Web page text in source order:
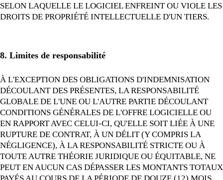
SELON LAQUELLE LE LOGICIEL ENFREINT OU VIOLE LES
DROITS DE PROPRIÉTÉ INTELLECTUELLE D'UN TIERS.
8. Limites de responsabilité
À L'EXCEPTION DES OBLIGATIONS D'INDEMNISATION
DÉCOULANT DES PRÉSENTES, LA RESPONSABILITÉ
GLOBALE DE L'UNE OU L'AUTRE PARTIE DÉCOULANT
CONDITIONS GÉNÉRALES DE L'OFFRE LOGICIELLE OU
EN RAPPORT AVEC CELUI-CI, QU'ELLE SOIT LIÉE À UNE
RUPTURE DE CONTRAT, À UN DÉLIT (Y COMPRIS LA
NÉGLIGENCE), À LA RESPONSABILITÉ STRICTE OU À
TOUTE AUTRE THÉORIE JURIDIQUE OU ÉQUITABLE, NE
PEUT EN AUCUN CAS DÉPASSER LES MONTANTS TOTAUX
PAYÉS AU COURS DE LA PÉRIODE DE DOUZE (12) MOIS